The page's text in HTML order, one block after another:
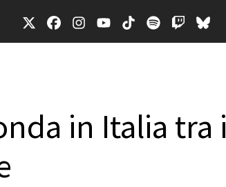
in Italia tra i